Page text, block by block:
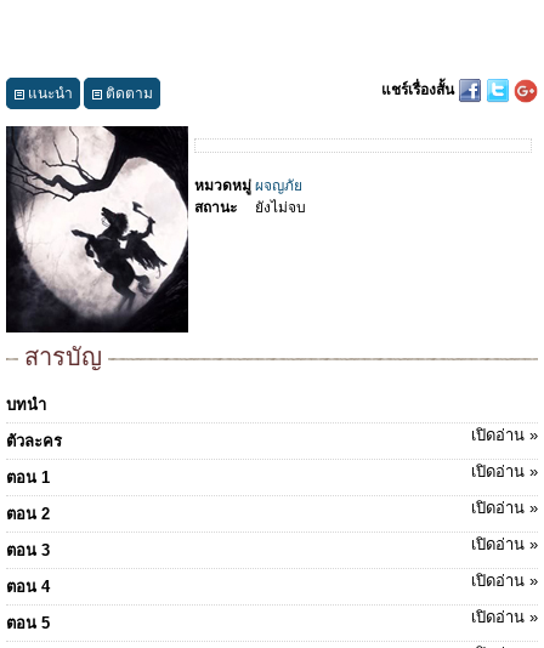
แนะนำ ติดตาม แชร์เรื่องสั้น
หมวดหมู่ ผจญภัย
สถานะ
ยังไม่จบ
สารบัญ
บทนำ
ตัวละคร
เปิดอ่าน »
ตอน 1 เปิดอ่าน »
ตอน 2 เปิดอ่าน »
ตอน 3 เปิดอ่าน »
ตอน 4 เปิดอ่าน »
ตอน 5 เปิดอ่าน »